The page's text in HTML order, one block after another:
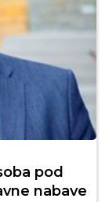
pod
nabave